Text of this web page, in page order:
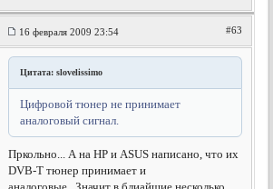
16 февраля 2009 23:54 #63
Цитата: slovelissimo
Цифровой тюнер не принимает
аналоговый сигнал.
Пркольно... А на HP и ASUS написано, что их
DVB-T тюнер принимает и